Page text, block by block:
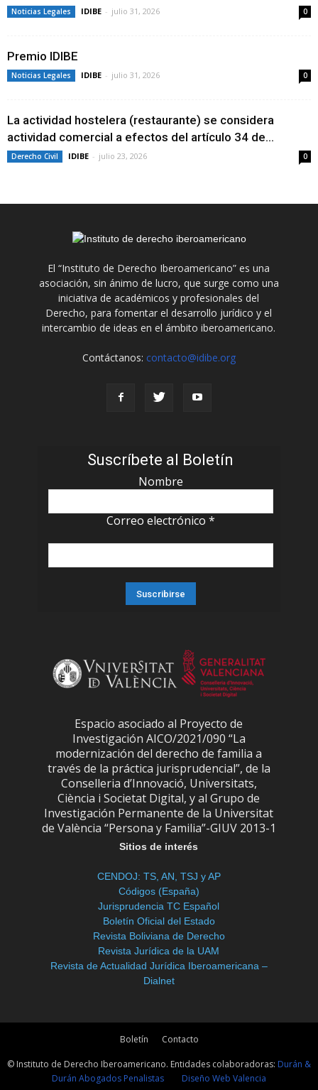
Noticias Legales IDIBE - julio 31, 2026 0
Premio IDIBE
Noticias Legales IDIBE - julio 31, 2026 0
La actividad hostelera (restaurante) se considera
actividad comercial a efectos del artículo 34 de...
Derecho Civil IDIBE - julio 23, 2026 0
El “Instituto de Derecho Iberoamericano” es una
asociación, sin ánimo de lucro, que surge como una
iniciativa de académicos y profesionales del
Derecho, para fomentar el desarrollo jurídico y el
intercambio de ideas en el ámbito iberoamericano.
Contáctanos: contacto@idibe.org
Suscríbete al Boletín
Nombre
Correo electrónico *
Espacio asociado al Proyecto de
Investigación AICO/2021/090 “La
modernización del derecho de familia a
través de la práctica jurisprudencial”, de la
Conselleria d’Innovació, Universitats,
Ciència i Societat Digital, y al Grupo de
Investigación Permanente de la Universitat
de València “Persona y Familia”-GIUV 2013-1
Sitios de interés
CENDOJ: TS, AN, TSJ y AP
Códigos (España)
Jurisprudencia TC Español
Boletín Oficial del Estado
Revista Boliviana de Derecho
Revista Jurídica de la UAM
Revista de Actualidad Jurídica Iberoamericana –
Dialnet
Boletín Contacto
© Instituto de Derecho Iberoamericano. Entidades colaboradoras: Durán &
Durán Abogados Penalistas
Diseño Web Valencia